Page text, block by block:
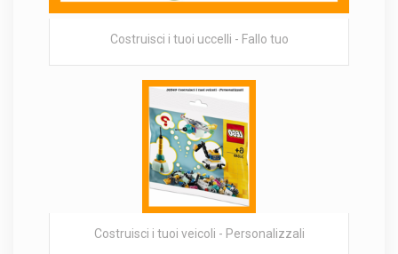
Costruisci i tuoi uccelli - Fallo tuo
Costruisci i tuoi veicoli - Personalizzali